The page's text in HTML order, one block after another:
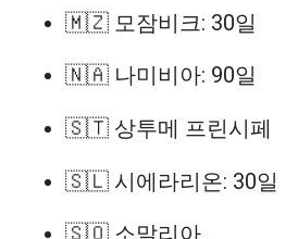
🇲🇿 모잠비크: 30일
🇳🇦 나미비아: 90일
🇸🇹 상투메 프린시페
🇸🇱 시에라리온: 30일